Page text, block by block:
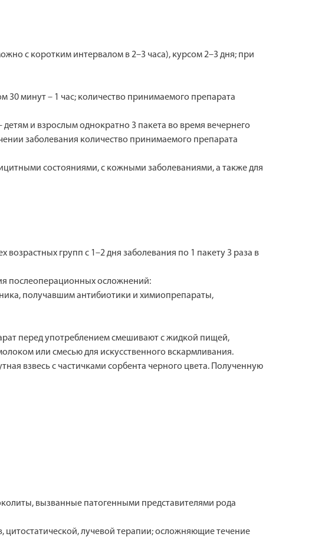
с коротким интервалом в 2–3 часа), курсом 2–3 дня; при
30 минут – 1 час; количество принимаемого препарата
и взрослым однократно 3 пакета во время вечернего
заболевания количество принимаемого препарата
состояниями, с кожными заболеваниями, а также для
групп с 1–2 дня заболевания по 1 пакету 3 раза в
послеоперационных осложнений:
получавшим антибиотики и химиопрепараты,
перед употреблением смешивают с жидкой пищей,
или смесью для искусственного вскармливания.
взвесь с частичками сорбента черного цвета. Полученную
вызванные патогенными представителями рода
цитостатической, лучевой терапии; осложняющие течение